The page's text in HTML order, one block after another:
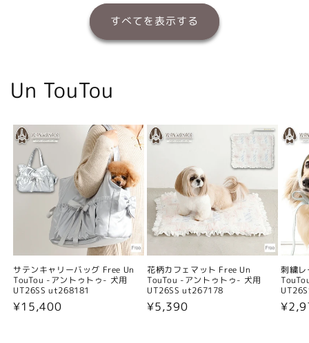
すべてを表示する
Un TouTou
サテンキャリーバッグ Free Un
TouTou -アントゥトゥ- 犬用
UT26SS ut268181
通
¥15,400
花柄カフェマット Free Un
TouTou -アントゥトゥ- 犬用
UT26SS ut267178
通
¥5,390
刺繍
通